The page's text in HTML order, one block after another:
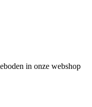
in onze webshop